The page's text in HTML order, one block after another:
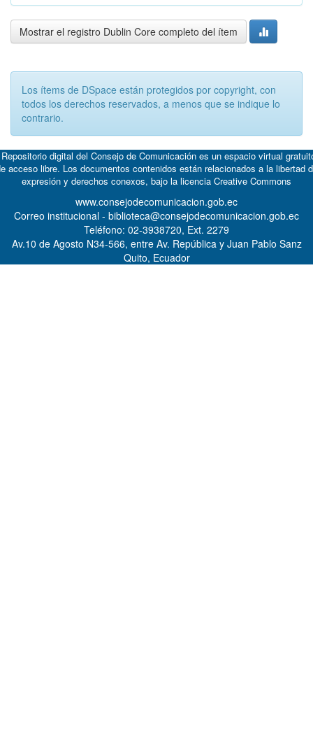
Mostrar el registro Dublin Core completo del ítem
Los ítems de DSpace están protegidos por copyright, con
todos los derechos reservados, a menos que se indique lo
contrario.
digital del Consejo de Comunicación es un espacio virtual
acceso libre. Los documentos contenidos están relacionados a la libertad
expresión y derechos conexos, bajo la licencia Creative Commons
www.consejodecomunicacion.gob.ec
Correo institucional - biblioteca@consejodecomunicacion.gob.ec
Teléfono: 02-3938720, Ext. 2279
Av.10 de Agosto N34-566, entre Av. República y Juan Pablo Sanz
Quito, Ecuador